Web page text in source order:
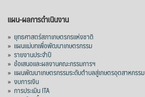
แผน-ผลการดำเนินงาน
» ยุทธศาสตร์สภาเกษตรกรแห่งชาติ
» แผนแม่บทเพื่อพัฒนาเกษตรกรรม
» รายงานประจำปี
» ข้อเสนอและผลงานคณะกรรมการฯ
» แผนพัฒนาเกษตรกรรมระดับตำบลสู่เกษตรอุตสาหกรรม
» งบการเงิน
» การประเมิน ITA